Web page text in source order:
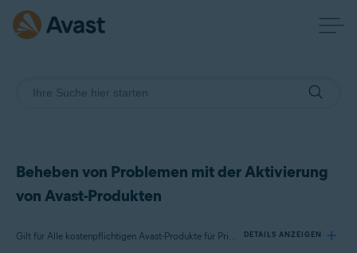
Beheben von Problemen mit der Aktivierung
von Avast-Produkten
Gilt für Alle kostenpflichtigen Avast-Produkte für Privatanwender DETAILS ANZEIGEN